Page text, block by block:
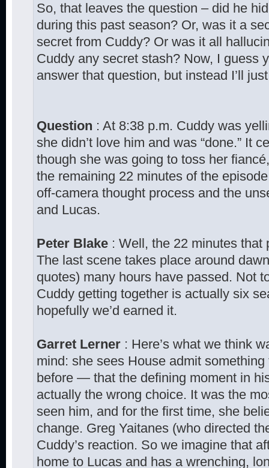
So, that leaves the question – did he
during this past season? Or, was it a
secret from Cuddy? Or was it all
Cuddy any secret stash? Now, I guess
answer that question, but instead I’ll
Question : At 8:38 p.m. Cuddy was
she didn’t love him and was “done.” It
though she was going to toss her
the remaining 22 minutes of the
off-camera thought process and the
and Lucas.
Peter Blake : Well, the 22 minutes that
The last scene takes place around
quotes) many hours have passed. Not
Cuddy getting together is actually six
hopefully we’d earned it.
Garret Lerner : Here’s what we think
mind: she sees House admit something
before — that the defining moment in
actually the wrong choice. It was the
seen him, and for the first time, she
change. Greg Yaitanes (who directed
Cuddy’s reaction. So we imagine that
home to Lucas and has a wrenching,